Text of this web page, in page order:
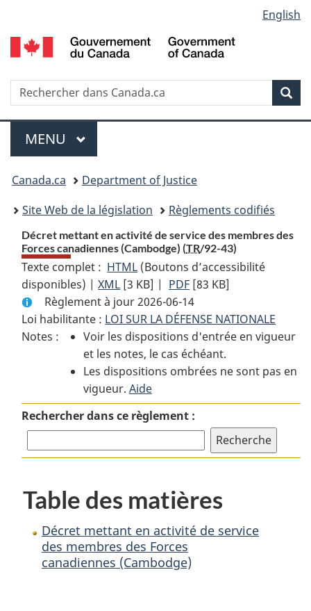
au
contenu
propos
de
la
HTML
simplifiée
selection
English
Recherche
Menu
MENU PRINCIPAL
You
are
here:
Canada.ca
Department of Justice
Site Web de la législation
Règlements codifiés
Décret mettant en activité de service des membres des
Forces canadiennes (Cambodge) (TR/92-43)
Texte complet : HTML Texte
complet
:
Décret
mettant
en
activité
de
service
des
des
canadiennes
(Cambodge)
(Boutons d’accessibilité
disponibles) |XML Texte
complet
:
Décret
mettant
en
activité
de
service
membres
Forces
canadiennes
(Cambodge)
[3 KB] | PDF Texte
complet
:
Décret
mettant
en
de
service
membres
Forces
canadiennes
(Cambodge)
[83 KB]
Règlement à jour 2026-06-14
Loi habilitante : LOI SUR LA DÉFENSE NATIONALE
Notes :
Voir les dispositions d'entrée en vigueur
et les notes, le cas échéant.
Les dispositions ombrées ne sont pas en
vigueur. Aide
Rechercher dans ce règlement :
Table des matières
Décret mettant en activité de service
des membres des Forces
canadiennes (Cambodge)